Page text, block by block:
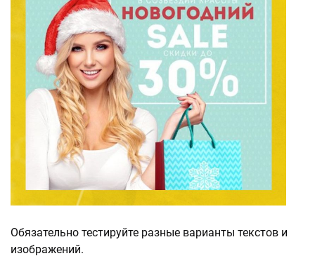
Обязательно тестируйте разные варианты текстов и
изображений.